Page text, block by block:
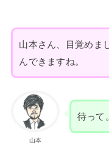
山本さん、目覚めま
んできますね。
山本
待って